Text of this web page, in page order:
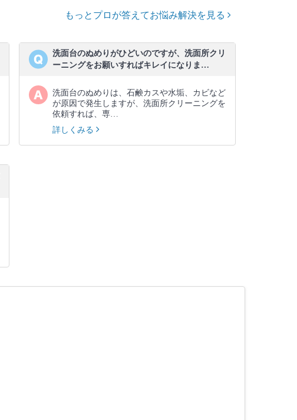
もっとプロが答えてお悩み解決を見る
洗面台のぬめりがひどいのですが、洗面所クリ
ーニングをお願いすればキレイになりま…
洗面台のぬめりは、石鹸カスや水垢、カビなど
が原因で発生しますが、洗面所クリーニングを
依頼すれば、専…
詳しくみる